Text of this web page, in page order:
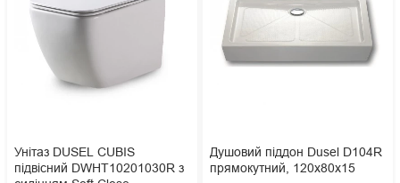
Унітаз DUSEL CUBIS
підвісний DWHT10201030R з
Душовий піддон Dusel D104R
прямокутний, 120х80х15